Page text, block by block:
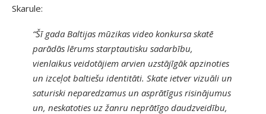
Skarule:
“Šī gada Baltijas mūzikas video konkursa skatē
parādās lērums starptautisku sadarbību,
vienlaikus veidotājiem arvien uzstājīgāk apzinoties
un izceļot baltiešu identitāti. Skate ietver vizuāli un
saturiski neparedzamus un asprātīgus risinājumus
un, neskatoties uz žanru neprātīgo daudzveidību,